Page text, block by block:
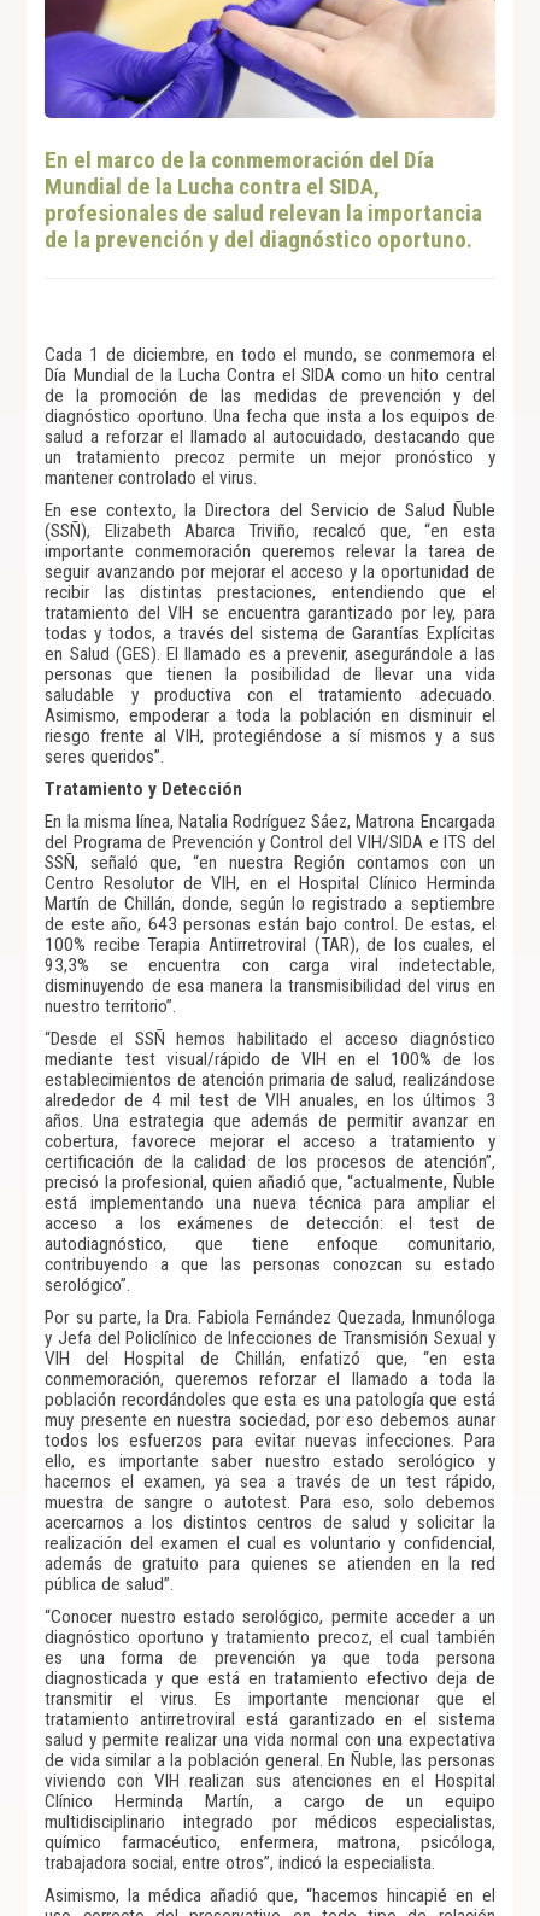
En el marco de la conmemoración del Día
Mundial de la Lucha contra el SIDA,
profesionales de salud relevan la importancia
de la prevención y del diagnóstico oportuno.
Cada 1 de diciembre, en todo el mundo, se conmemora el
Día Mundial de la Lucha Contra el SIDA como un hito central
de la promoción de las medidas de prevención y del
diagnóstico oportuno. Una fecha que insta a los equipos de
salud a reforzar el llamado al autocuidado, destacando que
un tratamiento precoz permite un mejor pronóstico y
mantener controlado el virus.
En ese contexto, la Directora del Servicio de Salud Ñuble
(SSÑ), Elizabeth Abarca Triviño, recalcó que, “en esta
importante conmemoración queremos relevar la tarea de
seguir avanzando por mejorar el acceso y la oportunidad de
recibir las distintas prestaciones, entendiendo que el
tratamiento del VIH se encuentra garantizado por ley, para
todas y todos, a través del sistema de Garantías Explícitas
en Salud (GES). El llamado es a prevenir, asegurándole a las
personas que tienen la posibilidad de llevar una vida
saludable y productiva con el tratamiento adecuado.
Asimismo, empoderar a toda la población en disminuir el
riesgo frente al VIH, protegiéndose a sí mismos y a sus
seres queridos”.
Tratamiento y Detección
En la misma línea, Natalia Rodríguez Sáez, Matrona Encargada
del Programa de Prevención y Control del VIH/SIDA e ITS del
SSÑ, señaló que, “en nuestra Región contamos con un
Centro Resolutor de VIH, en el Hospital Clínico Herminda
Martín de Chillán, donde, según lo registrado a septiembre
de este año, 643 personas están bajo control. De estas, el
100% recibe Terapia Antirretroviral (TAR), de los cuales, el
93,3% se encuentra con carga viral indetectable,
disminuyendo de esa manera la transmisibilidad del virus en
nuestro territorio”.
“Desde el SSÑ hemos habilitado el acceso diagnóstico
mediante test visual/rápido de VIH en el 100% de los
establecimientos de atención primaria de salud, realizándose
alrededor de 4 mil test de VIH anuales, en los últimos 3
años. Una estrategia que además de permitir avanzar en
cobertura, favorece mejorar el acceso a tratamiento y
certificación de la calidad de los procesos de atención”,
precisó la profesional, quien añadió que, “actualmente, Ñuble
está implementando una nueva técnica para ampliar el
acceso a los exámenes de detección: el test de
autodiagnóstico, que tiene enfoque comunitario,
contribuyendo a que las personas conozcan su estado
serológico”.
Por su parte, la Dra. Fabiola Fernández Quezada, Inmunóloga
y Jefa del Policlínico de Infecciones de Transmisión Sexual y
VIH del Hospital de Chillán, enfatizó que, “en esta
conmemoración, queremos reforzar el llamado a toda la
población recordándoles que esta es una patología que está
muy presente en nuestra sociedad, por eso debemos aunar
todos los esfuerzos para evitar nuevas infecciones. Para
ello, es importante saber nuestro estado serológico y
hacernos el examen, ya sea a través de un test rápido,
muestra de sangre o autotest. Para eso, solo debemos
acercarnos a los distintos centros de salud y solicitar la
realización del examen el cual es voluntario y confidencial,
además de gratuito para quienes se atienden en la red
pública de salud”.
“Conocer nuestro estado serológico, permite acceder a un
diagnóstico oportuno y tratamiento precoz, el cual también
es una forma de prevención ya que toda persona
diagnosticada y que está en tratamiento efectivo deja de
transmitir el virus. Es importante mencionar que el
tratamiento antirretroviral está garantizado en el sistema
salud y permite realizar una vida normal con una expectativa
de vida similar a la población general. En Ñuble, las personas
viviendo con VIH realizan sus atenciones en el Hospital
Clínico Herminda Martín, a cargo de un equipo
multidisciplinario integrado por médicos especialistas,
químico farmacéutico, enfermera, matrona, psicóloga,
trabajadora social, entre otros”, indicó la especialista.
Asimismo, la médica añadió que, “hacemos hincapié en el